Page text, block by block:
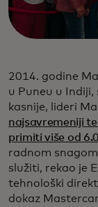
2014. godine
u Puneu u
kasnije, lideri
najsavremeniji
primiti više od
radnom
služiti, rekao je
tehnološki
dokaz